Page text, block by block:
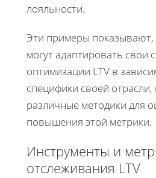
лояльности.
Эти примеры показывают,
могут адаптировать свои
оптимизации LTV в
специфики своей отрасли,
различные методики для
повышения этой метрики.
Инструменты и
отслеживания LTV